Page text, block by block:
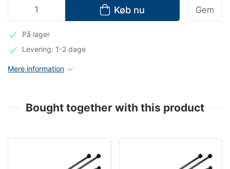
Køb nu Gem
På lager
Levering: 1-2 dage
Mere information
Bought together with this product